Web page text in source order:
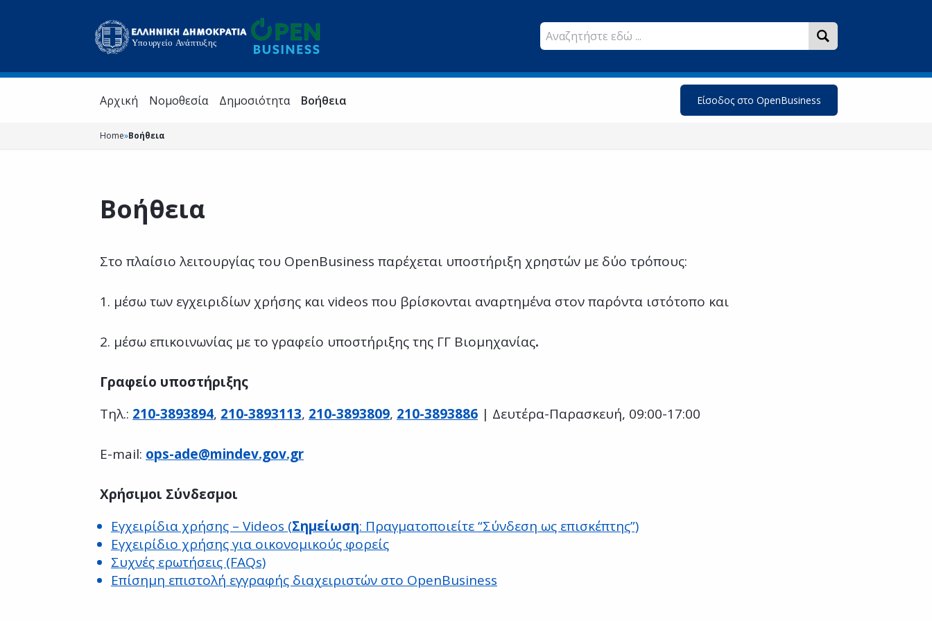
Aρχική Νομοθεσία Δημοσιότητα Βοήθεια Είσοδος στο OpenBusiness
Home»Βοήθεια
Βοήθεια
Στο πλαίσιο λειτουργίας του OpenBusiness παρέχεται υποστήριξη χρηστών με δύο τρόπους:
1. μέσω των εγχειριδίων χρήσης και videos που βρίσκονται αναρτημένα στον παρόντα ιστότοπο και
2. μέσω επικοινωνίας με το γραφείο υποστήριξης της ΓΓ Βιομηχανίας.
Γραφείο υποστήριξης
Τηλ.: 210-3893894, 210-3893113, 210-3893809, 210-3893886 | Δευτέρα-Παρασκευή, 09:00-17:00
E-mail: ops-ade@mindev.gov.gr
Χρήσιμοι Σύνδεσμοι
Εγχειρίδια χρήσης – Videos (Σημείωση: Πραγματοποιείτε “Σύνδεση ως επισκέπτης”)
Εγχειρίδιο χρήσης για οικονομικούς φορείς
Συχνές ερωτήσεις (FAQs)
Επίσημη επιστολή εγγραφής διαχειριστών στο OpenBusiness